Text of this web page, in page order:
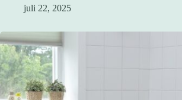
juli 22, 2025